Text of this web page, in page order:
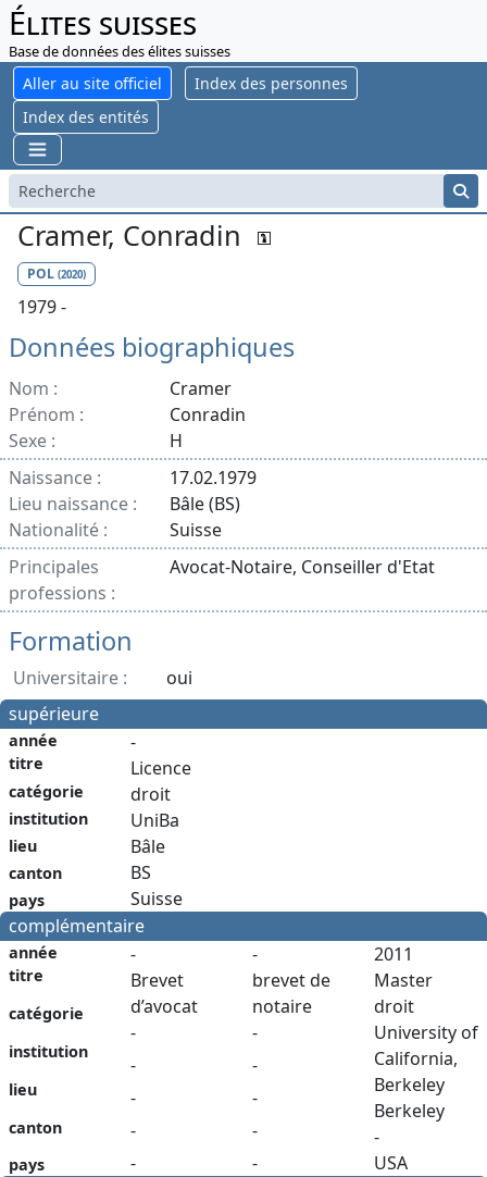
Élites suisses
Base de données des élites suisses
Aller au site officiel
Index des personnes
Index des entités
Cramer, Conradin
POL (2020)
1979 -
Données biographiques
Nom :
Cramer
Prénom :
Conradin
Sexe :
H
Naissance :
17.02.1979
Lieu naissance :
Bâle (BS)
Nationalité :
Suisse
Principales
professions :
Avocat-Notaire, Conseiller d'Etat
Formation
Universitaire :
oui
supérieure
année
titre
catégorie
institution
lieu
canton
pays
-
Licence
droit
UniBa
Bâle
BS
Suisse
complémentaire
année
titre
catégorie
institution
lieu
canton
pays
-
Brevet
d’avocat
-
-
-
-
-
-
brevet de
notaire
-
-
-
-
-
2011
Master
droit
University of
California,
Berkeley
Berkeley
-
USA